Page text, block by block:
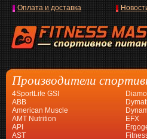
Оплата и доставка
Производители
4SportLife GSI
ABB
American Muscle
AMT Nutrition
API
AST
EFX